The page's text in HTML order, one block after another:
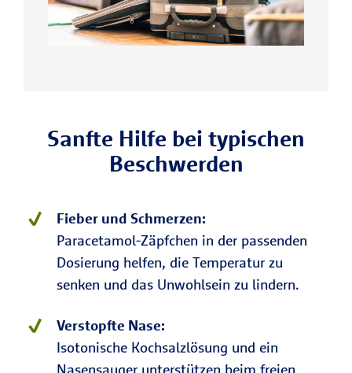
Sanfte Hilfe bei typischen
Beschwerden
Fieber und Schmerzen:
Paracetamol-Zäpfchen in der passenden
Dosierung helfen, die Temperatur zu
senken und das Unwohlsein zu lindern.
Verstopfte Nase:
Isotonische Kochsalzlösung und ein